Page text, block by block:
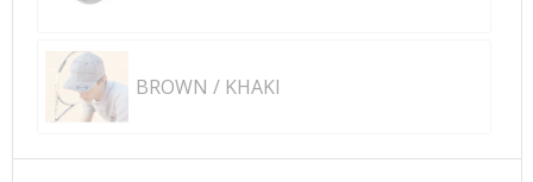
BROWN / KHAKI